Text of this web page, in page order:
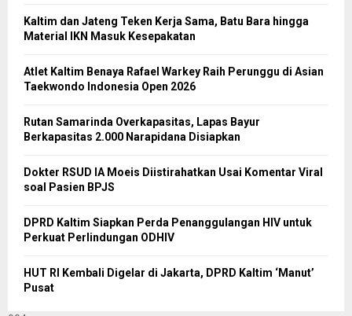
Kaltim dan Jateng Teken Kerja Sama, Batu Bara hingga
Material IKN Masuk Kesepakatan
Atlet Kaltim Benaya Rafael Warkey Raih Perunggu di Asian
Taekwondo Indonesia Open 2026
Rutan Samarinda Overkapasitas, Lapas Bayur
Berkapasitas 2.000 Narapidana Disiapkan
Dokter RSUD IA Moeis Diistirahatkan Usai Komentar Viral
soal Pasien BPJS
DPRD Kaltim Siapkan Perda Penanggulangan HIV untuk
Perkuat Perlindungan ODHIV
HUT RI Kembali Digelar di Jakarta, DPRD Kaltim ‘Manut’
Pusat